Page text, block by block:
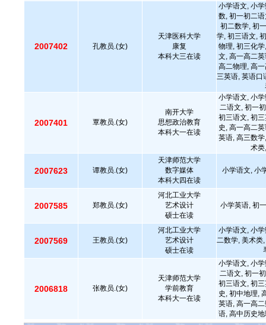
2007402 孔教员.(女)
天津医科大学
康复
本科大三在读
小学语文, 小
数, 初一初二
初二数学, 初
学, 初三语文,
物理, 初三化
文, 高一高二
高二物理, 高
三英语, 英语口
2007401 覃教员.(女)
南开大学
思想政治教育
本科大一在读
小学语文, 小
二语文, 初一
初三语文, 初
史, 高一高二
英语, 高三数
术
2007623 谭教员.(女)
天津师范大学
数字媒体
本科大四在读
小学语文, 小
2007585 郑教员.(女)
河北工业大学
艺术设计
硕士在读
小学英语, 初
2007569 王教员.(女)
河北工业大学
艺术设计
硕士在读
小学语文, 小
二数学, 美术类
2006818 张教员.(女)
天津师范大学
学前教育
本科大一在读
小学语文, 小
二语文, 初一
初三语文, 初
史, 初中地理,
英语, 高一高
语, 高中历史